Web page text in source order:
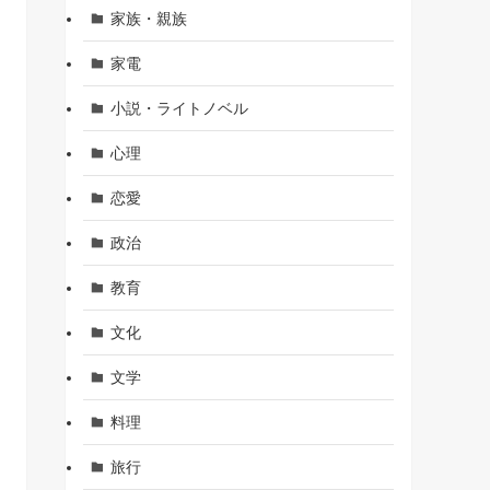
家族・親族
家電
小説・ライトノベル
心理
恋愛
政治
教育
文化
文学
料理
旅行